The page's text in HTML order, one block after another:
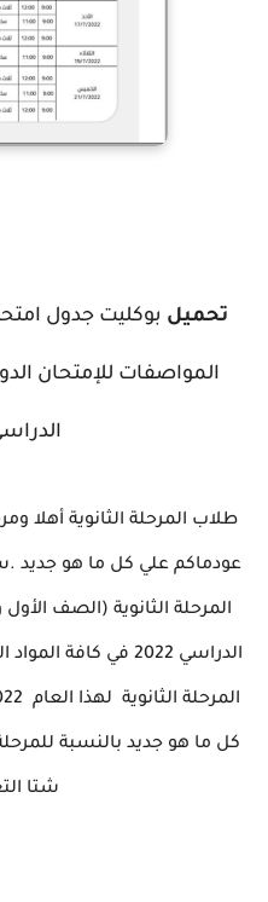
تحميل بوكليت جدول
طلاب المرحلة الثانوية أهلا
عودماكم علي كل ما هو جديد
المرحلة الثانوية (الصف الأول
الدراسي 2022 في
كل ما هو جديد بالنسبة
شتا